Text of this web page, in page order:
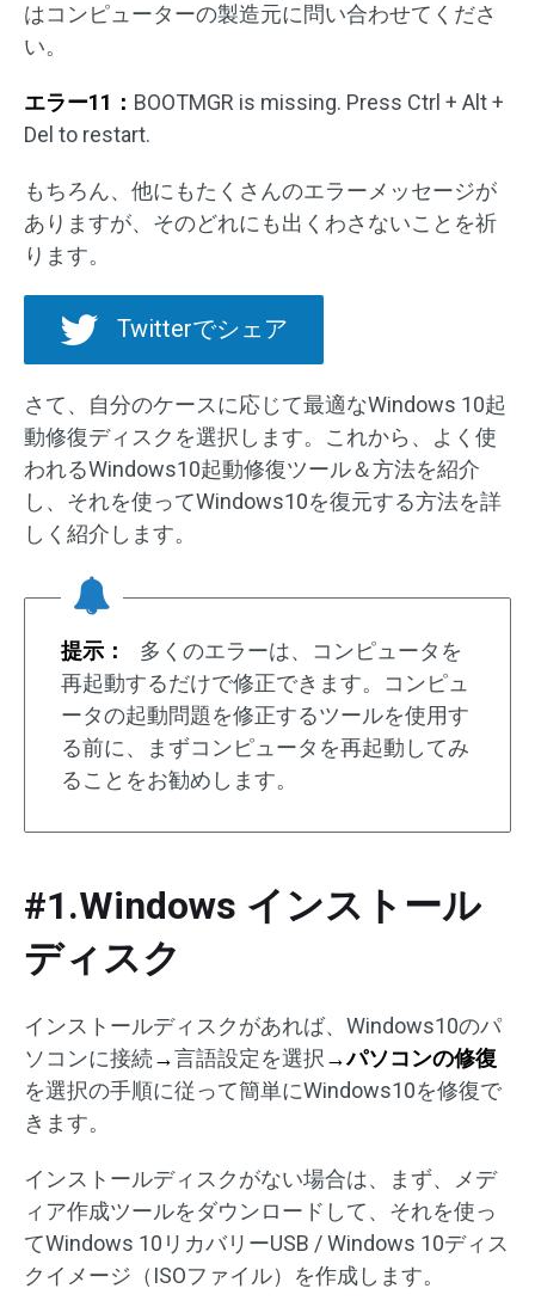
はコンピューターの製造元に問い合わせてくださ
い。
エラー11： BOOTMGR is missing. Press Ctrl + Alt +
Del to restart.
もちろん、他にもたくさんのエラーメッセージが
ありますが、そのどれにも出くわさないことを祈
ります。
Twitterでシェア
さて、自分のケースに応じて最適なWindows 10起
動修復ディスクを選択します。これから、よく使
われるWindows10起動修復ツール＆方法を紹介
し、それを使ってWindows10を復元する方法を詳
しく紹介します。
提示：
多くのエラーは、コンピュータを
再起動するだけで修正できます。コンピュ
ータの起動問題を修正するツールを使用す
る前に、まずコンピュータを再起動してみ
ることをお勧めします。
#1.Windows インストール
ディスク
インストールディスクがあれば、Windows10のパ
ソコンに接続→言語設定を選択→パソコンの修復
を選択の手順に従って簡単にWindows10を修復で
きます。
インストールディスクがない場合は、まず、メデ
ィア作成ツールをダウンロードして、それを使っ
てWindows 10リカバリーUSB / Windows 10ディス
クイメージ（ISOファイル）を作成します。